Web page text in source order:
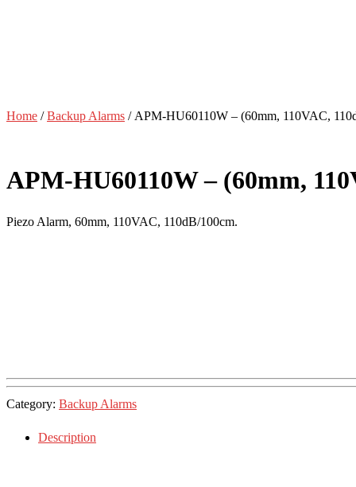
Home /Backup Alarms / APM-HU60110W – (60mm, 110VAC,
APM-HU60110W – (60mm,
Piezo Alarm, 60mm, 110VAC, 110dB/100cm.
Category: Backup Alarms
Description